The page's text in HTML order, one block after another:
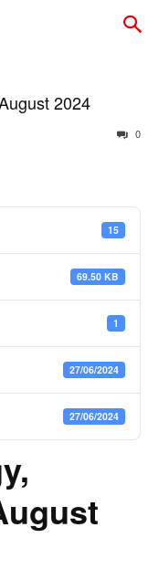
2024
0
15
69.50 KB
1
27/06/2024
27/06/2024